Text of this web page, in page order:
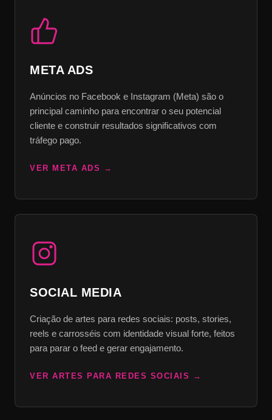
META ADS
Anúncios no Facebook e Instagram (Meta) são o
principal caminho para encontrar o seu potencial
cliente e construir resultados significativos com
tráfego pago.
VER META ADS
SOCIAL MEDIA
Criação de artes para redes sociais: posts, stories,
reels e carrosséis com identidade visual forte, feitos
para parar o feed e gerar engajamento.
VER ARTES PARA REDES SOCIAIS